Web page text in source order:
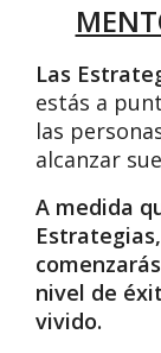
Las
estás a
las
alcanzar
A medida
nivel de
vivido.